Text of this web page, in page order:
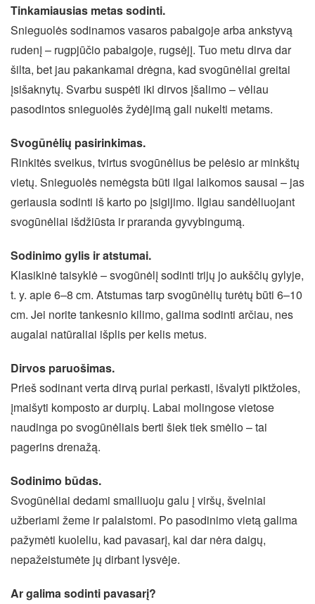
Tinkamiausias metas sodinti.
Snieguolės sodinamos vasaros pabaigoje arba ankstyvą
rudenį – rugpjūčio pabaigoje, rugsėjį. Tuo metu dirva dar
šilta, bet jau pakankamai drėgna, kad svogūnėliai greitai
įsišaknytų. Svarbu suspėti iki dirvos įšalimo – vėliau
pasodintos snieguolės žydėjimą gali nukelti metams.
Svogūnėlių pasirinkimas.
Rinkitės sveikus, tvirtus svogūnėlius be pelėsio ar minkštų
vietų. Snieguolės nemėgsta būti ilgai laikomos sausai – jas
geriausia sodinti iš karto po įsigijimo. Ilgiau sandėliuojant
svogūnėliai išdžiūsta ir praranda gyvybingumą.
Sodinimo gylis ir atstumai.
Klasikinė taisyklė – svogūnėlį sodinti trijų jo aukščių gylyje,
t. y. apie 6–8 cm. Atstumas tarp svogūnėlių turėtų būti 6–10
cm. Jei norite tankesnio kilimo, galima sodinti arčiau, nes
augalai natūraliai išplis per kelis metus.
Dirvos paruošimas.
Prieš sodinant verta dirvą puriai perkasti, išvalyti piktžoles,
įmaišyti komposto ar durpių. Labai molingose vietose
naudinga po svogūnėliais berti šiek tiek smėlio – tai
pagerins drenažą.
Sodinimo būdas.
Svogūnėliai dedami smailiuoju galu į viršų, švelniai
užberiami žeme ir palaistomi. Po pasodinimo vietą galima
pažymėti kuoleliu, kad pavasarį, kai dar nėra daigų,
nepažeistumėte jų dirbant lysvėje.
Ar galima sodinti pavasarį?